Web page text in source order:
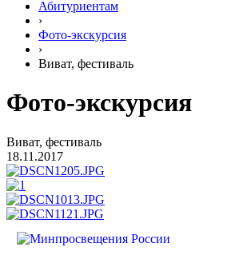
Абитуриентам
›
Фото-экскурсия
›
Виват, фестиваль
Фото-экскурсия
Виват, фестиваль
18.11.2017